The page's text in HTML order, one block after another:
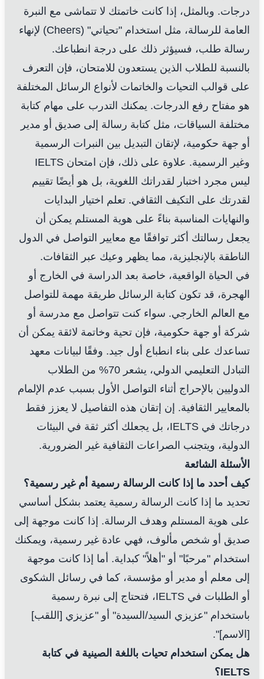
درجات. وبالمثل، إذا كانت خاتمتك لا تتماشى مع النبرة
العامة للرسالة، مثل استخدام "تحياتي" (Cheers) لإنهاء
رسالة طلب، فسيؤثر ذلك على درجة انطباعك.
بالنسبة للطلاب الذين يستعدون للامتحان، فإن التعرف
على قوالب التحيات والخاتمات لأنواع الرسائل المختلفة
هو مفتاح رفع الدرجات. يمكنك التدرب على مهام كتابة
مختلفة السياقات، مثل كتابة رسالة إلى صديق أو مدير
أو جهة حكومية، لإتقان التبديل بين النبرات الرسمية
وغير الرسمية. علاوة على ذلك، فإن امتحان IELTS
ليس مجرد اختبار لقدراتك اللغوية، بل هو أيضًا تقييم
لقدرتك على التكيف الثقافي. تعلم اختيار البدايات
والنهايات المناسبة بناءً على هوية المستلم يمكن أن
يجعل رسالتك أكثر توافقًا مع معايير التواصل في الدول
الناطقة بالإنجليزية، مما يظهر وعيك عبر الثقافات.
في الحياة الواقعية، خاصة بعد الدراسة في الخارج أو
الهجرة، قد تكون كتابة الرسائل طريقة مهمة للتواصل
مع العالم الخارجي. سواء كنت تتواصل مع مدرسة أو
شركة أو جهة حكومية، فإن تحية وخاتمة لائقة يمكن أن
تساعدك على بناء انطباع أول جيد. وفقًا لبيانات معهد
التبادل التعليمي الدولي، يشعر 70% من الطلاب
الدوليين بالإحراج أثناء التواصل الأول بسبب عدم الإلمام
بالمعايير الثقافية. إن إتقان هذه التفاصيل لا يعزز فقط
درجاتك في IELTS، بل يجعلك أكثر ثقة في البيئات
الدولية، ويتجنب الصراعات الثقافية غير الضرورية.
الأسئلة الشائعة
كيف أحدد ما إذا كانت الرسالة رسمية أم غير رسمية؟
تحديد ما إذا كانت الرسالة رسمية يعتمد بشكل أساسي
على هوية المستلم وهدف الرسالة. إذا كانت موجهة إلى
صديق أو شخص مألوف، فهي عادة غير رسمية، ويمكنك
استخدام "مرحبًا" أو "أهلاً" كبداية. أما إذا كانت موجهة
إلى معلم أو مدير أو مؤسسة، كما في رسائل الشكوى
أو الطلبات في IELTS، فتحتاج إلى نبرة رسمية
باستخدام "عزيزي السيد/السيدة" أو "عزيزي [اللقب]
[الاسم]".
هل يمكن استخدام تحيات باللغة الصينية في كتابة
IELTS؟